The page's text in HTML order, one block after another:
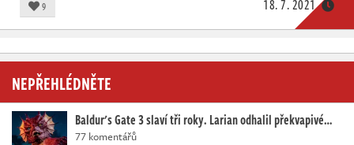
9 18. 7. 2021
NEPŘEHLÉDNĚTE
Baldur's Gate 3 slaví tři roky. Larian odhalil překvapivé…
77 komentářů